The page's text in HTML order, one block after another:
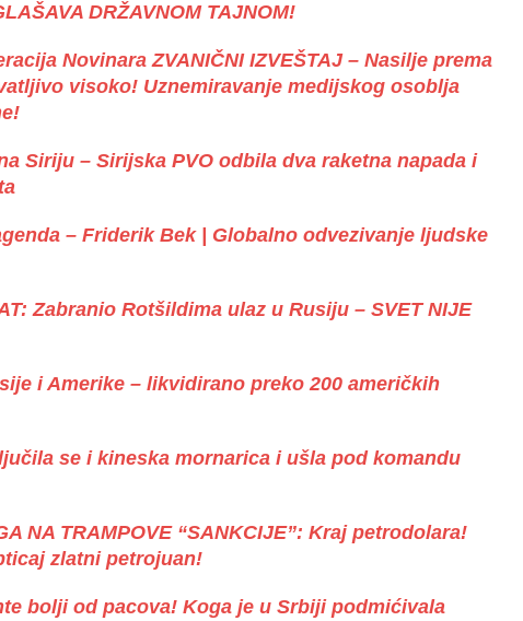
DRŽAVNOM TAJNOM!
Novinara ZVANIČNI IZVEŠTAJ – Nasilje prema
visoko! Uznemiravanje medijskog osoblja
Siriju – Sirijska PVO odbila dva raketna napada i
– Friderik Bek | Globalno odvezivanje ljudske
Zabranio Rotšildima ulaz u Rusiju – SVET NIJE
i Amerike – likvidirano preko 200 američkih
se i kineska mornarica i ušla pod komandu
NA TRAMPOVE “SANKCIJE”: Kraj petrodolara!
zlatni petrojuan!
bolji od pacova! Koga je u Srbiji podmićivala